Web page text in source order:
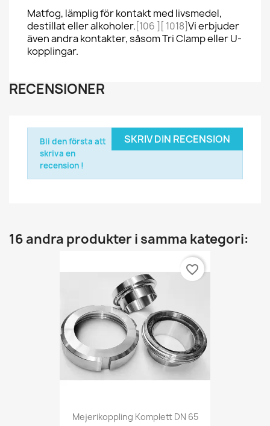
Matfog, lämplig för kontakt med livsmedel,
destillat eller alkoholer. [106 ][ 1018] Vi erbjuder
även andra kontakter, såsom Tri Clamp eller U-
kopplingar.
RECENSIONER
SKRIV DIN RECENSION
Bli den första att
skriva en
recension !
16 andra produkter i samma kategori:
Mejerikoppling Komplett DN 65
favorite_border